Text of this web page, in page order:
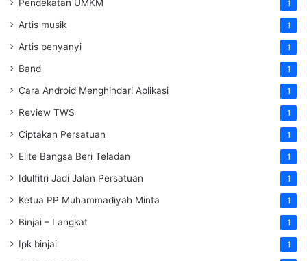
Pendekatan UMKM 1
Artis musik 1
Artis penyanyi 1
Band 1
Cara Android Menghindari Aplikasi 1
Review TWS 1
Ciptakan Persatuan 1
Elite Bangsa Beri Teladan 1
Idulfitri Jadi Jalan Persatuan 1
Ketua PP Muhammadiyah Minta 1
Binjai – Langkat 1
Ipk binjai 1